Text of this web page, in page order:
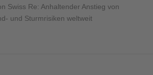
Swiss Re: Anhaltender Anstieg von
und Sturmrisiken weltweit